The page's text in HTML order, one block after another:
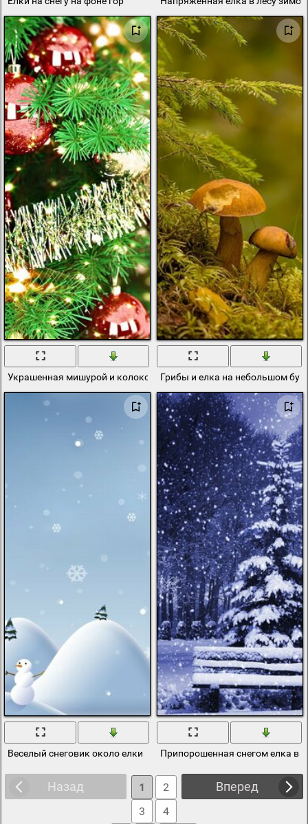
Украшенная мишурой и колокольчиками новогодняя елка
Грибы и елка на небольшом
Веселый снеговик около елки Припорошенная снегом елка в
Назад Вперед
1
2
3
4